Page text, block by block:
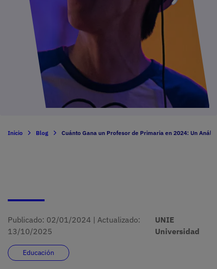
Inicio Blog Cuánto Gana un Profesor de Primaria en 2024: Un
Publicado: 02/01/2024 | Actualizado:
13/10/2025
UNIE
Universidad
Educación